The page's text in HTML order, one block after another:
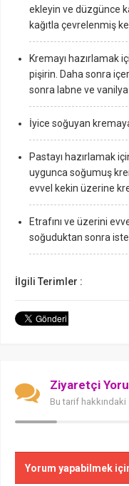
ekleyin ve düzgünce
kağıtla çevrelenmiş
Kremayı hazırlamak
pişirin. Daha sonra
sonra labne ve vanilya
İyice soğuyan
Pastayı hazırlamak
uygunca soğumuş
evvel kekin üzerine
Etrafını ve üzerini
soğuduktan sonra
İlgili Terimler :
Ziyaretçi
Bu tarif hakkındaki
Yorum yapabilmek